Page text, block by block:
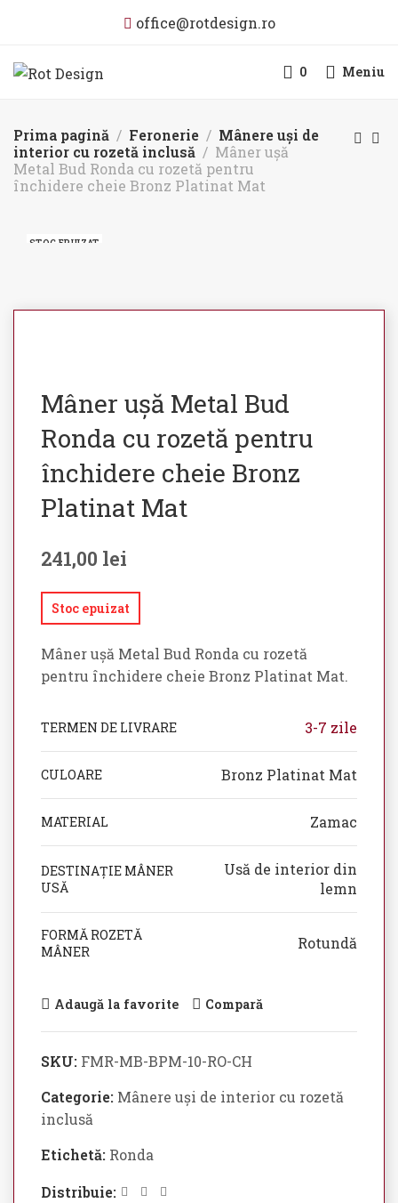
office@rotdesign.ro
0 Meniu
Prima pagină Feronerie
Mânere uși de
interior cu rozetă inclusă
Mâner ușă
Metal Bud Ronda cu rozetă pentru
închidere cheie Bronz Platinat Mat
STOC EPUIZAT
Mâner ușă Metal Bud
Ronda cu rozetă pentru
închidere cheie Bronz
Platinat Mat
241,00 lei
Stoc epuizat
Mâner ușă Metal Bud Ronda cu rozetă
pentru închidere cheie Bronz Platinat Mat.
TERMEN DE LIVRARE 3-7 zile
CULOARE Bronz Platinat Mat
MATERIAL Zamac
DESTINAȚIE MÂNER
USĂ
Usă de interior din
lemn
FORMĂ ROZETĂ
MÂNER
Rotundă
Adaugă la favorite Compară
SKU: FMR-MB-BPM-10-RO-CH
Categorie: Mânere uși de interior cu rozetă
inclusă
Etichetă: Ronda
Distribuie: